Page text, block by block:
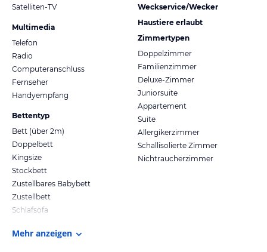
Satelliten-TV
Multimedia
Telefon
Radio
Computeranschluss
Fernseher
Handyempfang
Bettentyp
Bett (über 2m)
Doppelbett
Kingsize
Stockbett
Zustellbares Babybett
Zustellbett
Schlafsofa
Weckservice/Wecker
Haustiere erlaubt
Zimmertypen
Doppelzimmer
Familienzimmer
Deluxe-Zimmer
Juniorsuite
Appartement
Suite
Allergikerzimmer
Schallisolierte Zimmer
Nichtraucherzimmer
Mehr anzeigen